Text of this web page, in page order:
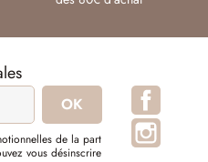
de la part
vous désinscrire